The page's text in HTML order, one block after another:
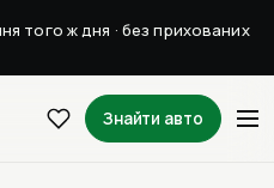
того ж дня · без прихованих
Знайти авто